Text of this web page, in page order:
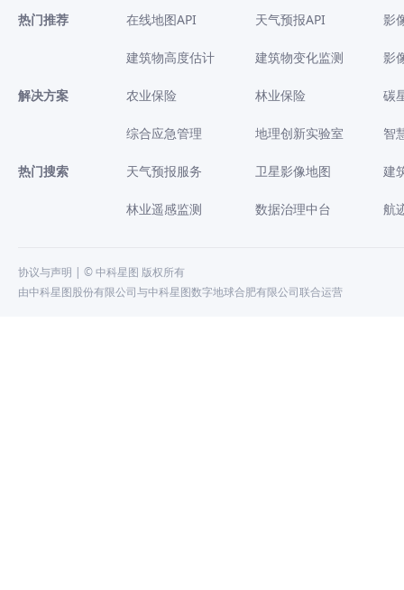
热门推荐 在线地图API 天气预报API 影
建筑物高度估计 建筑物变化监测 影
解决方案 农业保险 林业保险 碳
综合应急管理 地理创新实验室 智
热门搜索 天气预报服务 卫星影像地图 建
林业遥感监测 数据治理中台 航
协议与声明 | © 中科星图 版权所有
由中科星图股份有限公司与中科星图数字地球合肥有限公司联合运营